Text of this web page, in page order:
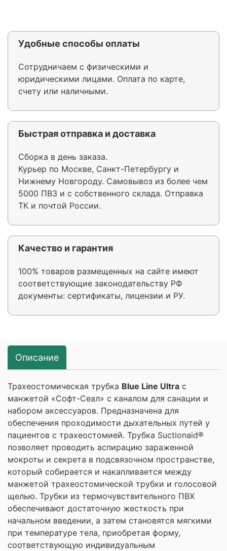
Удобные способы оплаты
Сотрудничаем с физическими и
юридическими лицами. Оплата по карте,
счету или наличными.
Быстрая отправка и доставка
Сборка в день заказа.
Курьер по Москве, Санкт-Петербургу и
Нижнему Новгороду. Самовывоз из более чем
5000 ПВЗ и с собственного склада. Отправка
ТК и почтой России.
Качество и гарантия
100% товаров размещенных на сайте имеют
соответствующие законодательству РФ
документы: сертификаты, лицензии и РУ.
Описание
Трахеостомическая трубка Blue Line Ultra с
манжетой «Софт-Сеал» с каналом для санации и
набором аксессуаров. Предназначена для
обеспечения проходимости дыхательных путей у
пациентов с трахеостомией. Трубка Suctionaid®
позволяет проводить аспирацию зараженной
мокроты и секрета в подсвязочном пространстве,
который собирается и накапливается между
манжетой трахеостомической трубки и голосовой
щелью. Трубки из термочувствительного ПВХ
обеспечивают достаточную жесткость при
начальном введении, а затем становятся мягкими
при температуре тела, приобретая форму,
соответствующую индивидуальным